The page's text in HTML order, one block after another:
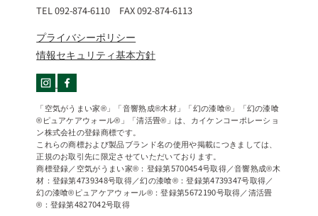
TEL 092-874-6110 FAX 092-874-6113
プライバシーポリシー
情報セキュリティ基本方針
「空気がうまい家®」「音響熟成®木材」「幻の漆喰®」「幻の漆喰
®ピュアケアウォール®」「清活畳®」は、カイケンコーポレーショ
ン株式会社の登録商標です。
これらの商標および製品ブランド名の使用や掲載につきましては、
正規のお取引先に限定させていただいております。
商標登録／空気がうまい家®：登録第5700454号取得／音響熟成®木
材：登録第4739348号取得／幻の漆喰®：登録第4739347号取得／
幻の漆喰®ピュアケアウォール®：登録第5672190号取得／清活畳
®：登録第4827042号取得